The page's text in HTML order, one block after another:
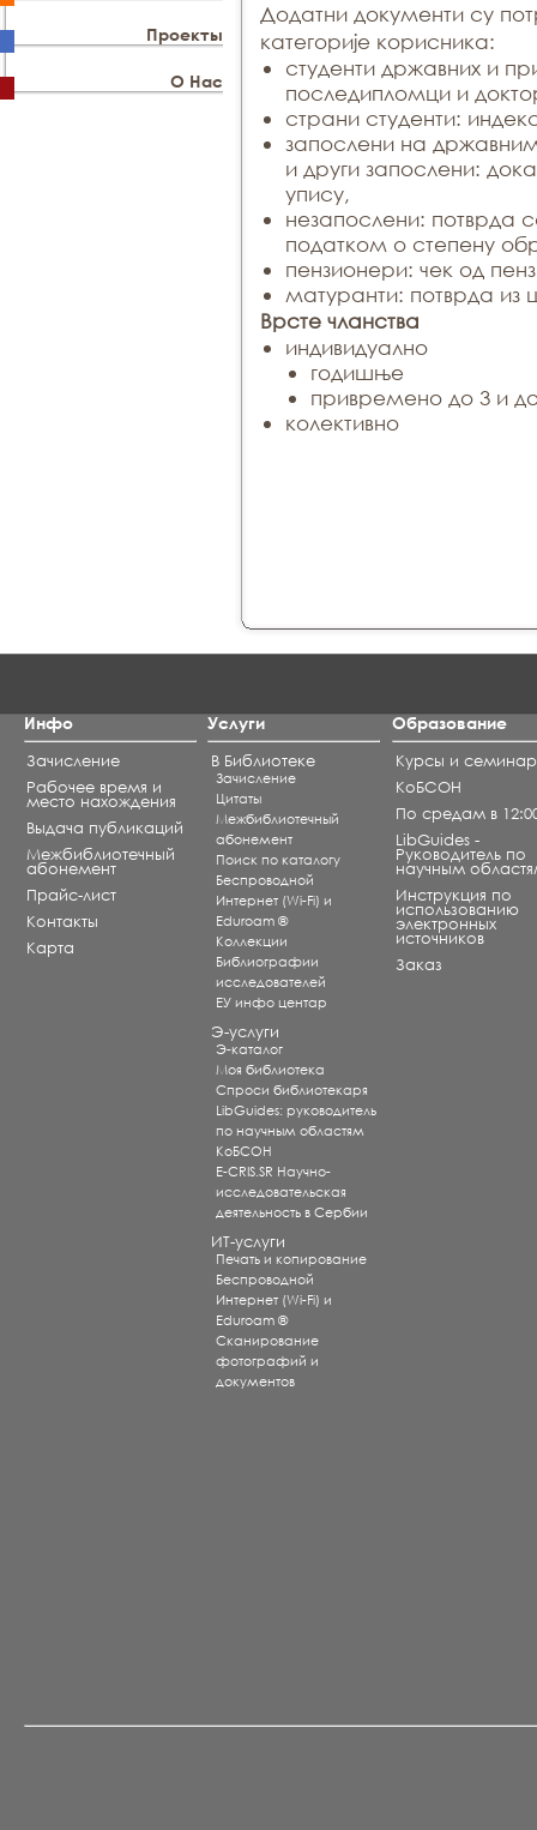
Проекты
О Нас
Додатни документи су
категорије корисника:
студенти државних и
последипломци и
страни студенти:
запослени на
и други запослени:
упису,
незапослени: потврда
податком о степену
пензионери: чек од
матуранти: потврда из
Врсте чланства
индивидуално
годишње
привремено до 3 и
колективно
Инфо
Зачисление
Рабочее время и
место нахождения
Выдача публикаций
Межбиблиотечный
абонемент
Прайс-лист
Контакты
Карта
Услуги
В Библиотеке
Зачисление
Цитаты
Межбиблиотечный
абонемент
Поиск по каталогу
Беспроводной
Интернет (Wi-Fi) и
Eduroam ®
Коллекции
Библиографии
исследователей
ЕУ инфо центар
Э-услуги
Э-каталог
Моя библиотека
Спроси библиотекаря
LibGuides: руководитель
по научным областям
КоБСОН
E-CRIS.SR Научно-
исследовательская
деятельность в Сербии
ИТ-услуги
Печать и копирование
Беспроводной
Интернет (Wi-Fi) и
Eduroam ®
Сканирование
фотографий и
документов
Образование
Курсы и
КоБСОН
По средам в
LibGuides -
Руководитель по
научным
Инструкция по
использованию
электронных
источников
Заказ